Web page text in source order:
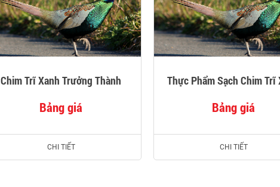
Chim Trĩ Xanh Trưởng Thành
Bảng giá
CHI TIẾT
Thực Phẩm Sạch Chim Trĩ
Bảng giá
CHI TIẾT